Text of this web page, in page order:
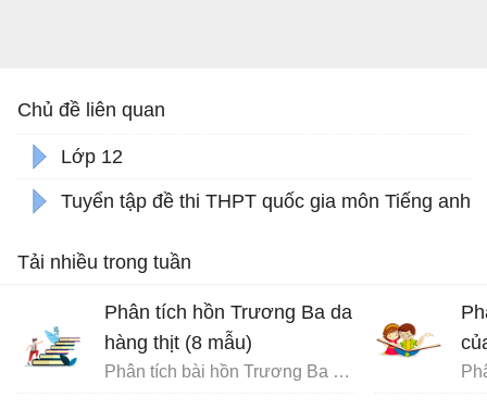
Chủ đề liên quan
Lớp 12
Tuyển tập đề thi THPT quốc gia môn Tiếng anh
Tải nhiều trong tuần
Phân tích hồn Trương Ba da
hàng thịt (8 mẫu)
Phân tích bài hồn Trương Ba da hàng thịt - Văn mẫu 12